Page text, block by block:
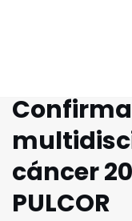
cáncer
PULCOR